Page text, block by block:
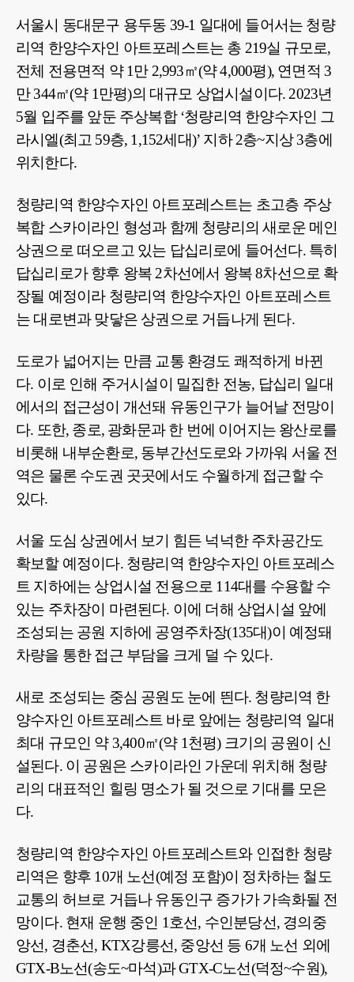
서울시 동대문구 용두동 39-1 일대에 들어서는 청량
리역 한양수자인 아트포레스트는 총 219실 규모로,
전체 전용면적 약 1만 2,993㎡(약 4,000평), 연면적 3
만 344㎡(약 1만평)의 대규모 상업시설이다. 2023년
5월 입주를 앞둔 주상복합 ‘청량리역 한양수자인 그
라시엘(최고 59층, 1,152세대)’ 지하 2층~지상 3층에
위치한다.
청량리역 한양수자인 아트포레스트는 초고층 주상
복합 스카이라인 형성과 함께 청량리의 새로운 메인
상권으로 떠오르고 있는 답십리로에 들어선다. 특히
답십리로가 향후 왕복 2차선에서 왕복 8차선으로 확
장될 예정이라 청량리역 한양수자인 아트포레스트
는 대로변과 맞닿은 상권으로 거듭나게 된다.
도로가 넓어지는 만큼 교통 환경도 쾌적하게 바뀐
다. 이로 인해 주거시설이 밀집한 전농, 답십리 일대
에서의 접근성이 개선돼 유동인구가 늘어날 전망이
다. 또한, 종로, 광화문과 한 번에 이어지는 왕산로를
비롯해 내부순환로, 동부간선도로와 가까워 서울 전
역은 물론 수도권 곳곳에서도 수월하게 접근할 수
있다.
서울 도심 상권에서 보기 힘든 넉넉한 주차공간도
확보할 예정이다. 청량리역 한양수자인 아트포레스
트 지하에는 상업시설 전용으로 114대를 수용할 수
있는 주차장이 마련된다. 이에 더해 상업시설 앞에
조성되는 공원 지하에 공영주차장(135대)이 예정돼
차량을 통한 접근 부담을 크게 덜 수 있다.
새로 조성되는 중심 공원도 눈에 띈다. 청량리역 한
양수자인 아트포레스트 바로 앞에는 청량리역 일대
최대 규모인 약 3,400㎡(약 1천평) 크기의 공원이 신
설된다. 이 공원은 스카이라인 가운데 위치해 청량
리의 대표적인 힐링 명소가 될 것으로 기대를 모은
다.
청량리역 한양수자인 아트포레스트와 인접한 청량
리역은 향후 10개 노선(예정 포함)이 정차하는 철도
교통의 허브로 거듭나 유동인구 증가가 가속화될 전
망이다. 현재 운행 중인 1호선, 수인분당선, 경의중
앙선, 경춘선, KTX강릉선, 중앙선 등 6개 노선 외에
GTX-B노선(송도~마석)과 GTX-C노선(덕정~수원),